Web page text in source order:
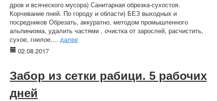
дров и всяческого мусора) Санитарная обрезка-сухостоя.
Корчевание пней. По городу и области) БЕЗ выходных и
посредников Обрезать, аккуратно, методом промышленного
альпинизма, удалить частями , очистка от зарослей, расчистить,
сухое, гнилое,... далее
02.08.2017
Забор из сетки рабици. 5 рабочих
дней